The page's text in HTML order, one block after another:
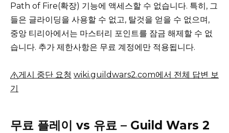
Path of Fire(확장) 기능에 액세스할 수 없습니다. 특히, 그
들은 글라이딩을 사용할 수 없고, 탈것을 얻을 수 없으며,
중앙 티리아에서는 마스터리 포인트를 잠금 해제할 수 없
습니다. 추가 제한사항은 무료 계정에만 적용됩니다.
게시 중단 요청 wiki.guildwars2.com에서 전체 답변 보
기
무료 플레이 vs 유료 – Guild Wars 2